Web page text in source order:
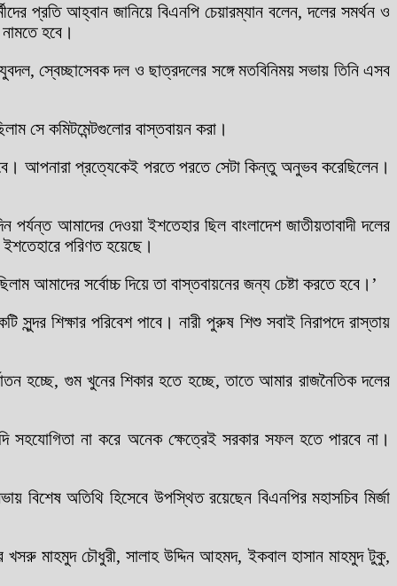
প্রতি আহ্বান জানিয়ে বিএনপি চেয়ারম্যান বলেন, দলের সমর্থন ও
হবে।
স্বেচ্ছাসেবক দল ও ছাত্রদলের সঙ্গে মতবিনিময় সভায় তিনি এসব
সে কমিটমেন্টগুলোর বাস্তবায়ন করা।
হবে। আপনারা প্রত্যেকেই পরতে পরতে সেটা কিন্তু অনুভব করেছিলেন।
আমাদের দেওয়া ইশতেহার ছিল বাংলাদেশ জাতীয়তাবাদী দলের
পরিণত হয়েছে।
আমাদের সর্বোচ্চ দিয়ে তা বাস্তবায়নের জন্য চেষ্টা করতে হবে।’
শিক্ষার পরিবেশ পাবে। নারী পুরুষ শিশু সবাই নিরাপদে রাস্তায়
হচ্ছে, গুম খুনের শিকার হতে হচ্ছে, তাতে আমার রাজনৈতিক দলের
সহযোগিতা না করে অনেক ক্ষেত্রেই সরকার সফল হতে পারবে না।
অতিথি হিসেবে উপস্থিত রয়েছেন বিএনপির মহাসচিব মির্জা
মাহমুদ চৌধুরী, সালাহ উদ্দিন আহমদ, ইকবাল হাসান মাহমুদ টুকু,